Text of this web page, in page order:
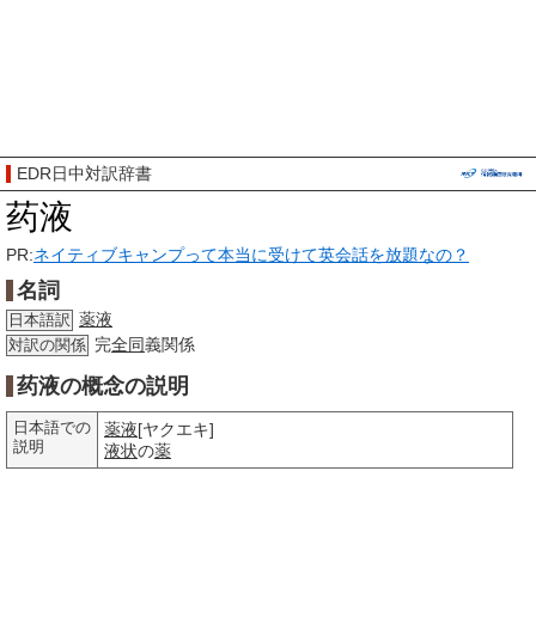
EDR日中対訳辞書
药液
PR:ネイティブキャンプって本当に受けて英会話を放題なの？
名詞
日本語訳 薬液
対訳の関係 完全同義関係
药液の概念の説明
日本語での
説明
薬液[ヤクエキ]
液状の薬